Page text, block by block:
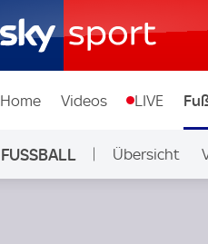
Home Videos LIVE
FUSSBALL Übersicht